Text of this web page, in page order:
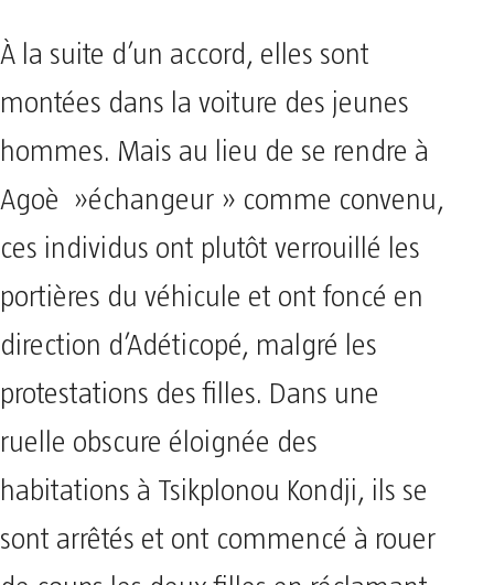
À la suite d’un accord, elles sont
montées dans la voiture des jeunes
hommes. Mais au lieu de se rendre à
Agoè »échangeur » comme convenu,
ces individus ont plutôt verrouillé les
portières du véhicule et ont foncé en
direction d’Adéticopé, malgré les
protestations des filles. Dans une
ruelle obscure éloignée des
habitations à Tsikplonou Kondji, ils se
sont arrêtés et ont commencé à rouer